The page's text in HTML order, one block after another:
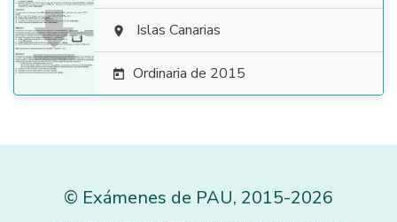
  Islas Canarias
 Ordinaria de 2015
© Exámenes de PAU, 2015-2026